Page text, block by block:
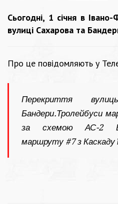
Сьогодні, 1 січня в
вулиці Сахарова та
Про це повідомляють у
Перекриття
Бандери.Тролейбуси
за схемою АС-2
маршруту #7 з Каскаду